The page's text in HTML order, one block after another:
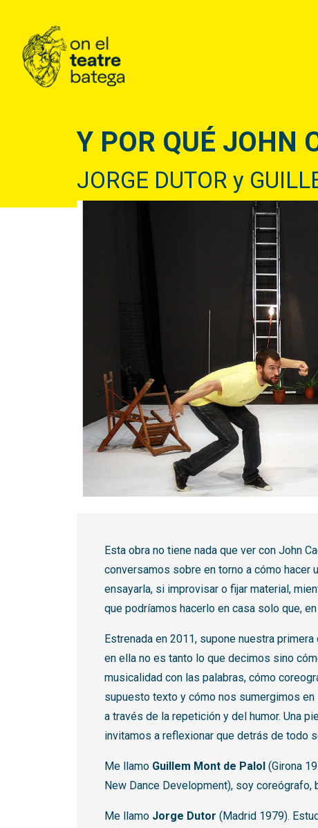
Y POR QUÉ JOHN
JORGE DUTOR y
Esta obra no tiene nada que ver con John
conversamos sobre en torno a cómo hacer
ensayarla, si improvisar o fijar material,
que podríamos hacerlo en casa solo que,
Estrenada en 2011, supone nuestra
en ella no es tanto lo que decimos sino
musicalidad con las palabras, cómo
supuesto texto y cómo nos sumergimos
a través de la repetición y del humor. Una
invitamos a reflexionar que detrás de todo
Me llamo Guillem Mont de Palol (Girona
New Dance Development), soy coreógrafo,
Me llamo Jorge Dutor (Madrid 1979).